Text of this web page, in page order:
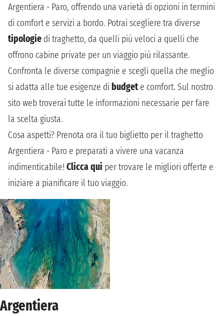
Argentiera - Paro, offrendo una varietà di opzioni in termini
di comfort e servizi a bordo. Potrai scegliere tra diverse
tipologie di traghetto, da quelli più veloci a quelli che
offrono cabine private per un viaggio più rilassante.
Confronta le diverse compagnie e scegli quella che meglio
si adatta alle tue esigenze di budgete comfort. Sul nostro
sito web troverai tutte le informazioni necessarie per fare
la scelta giusta.
Cosa aspetti? Prenota ora il tuo biglietto per il traghetto
Argentiera - Paro e preparati a vivere una vacanza
indimenticabile! Clicca qui per trovare le migliori offerte e
iniziare a pianificare il tuo viaggio.
Argentiera